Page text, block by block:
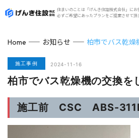
住まいのことは「げんき住設株式会社」にお
必ずご希望にあったプランをご提案させて頂
Home お知らせ 柏市でバス乾燥
施工事例 2024-11-16
柏市でバス乾燥機の交換を
施工前 CSC ABS-